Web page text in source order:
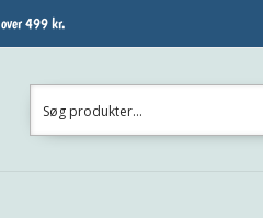
499 kr.